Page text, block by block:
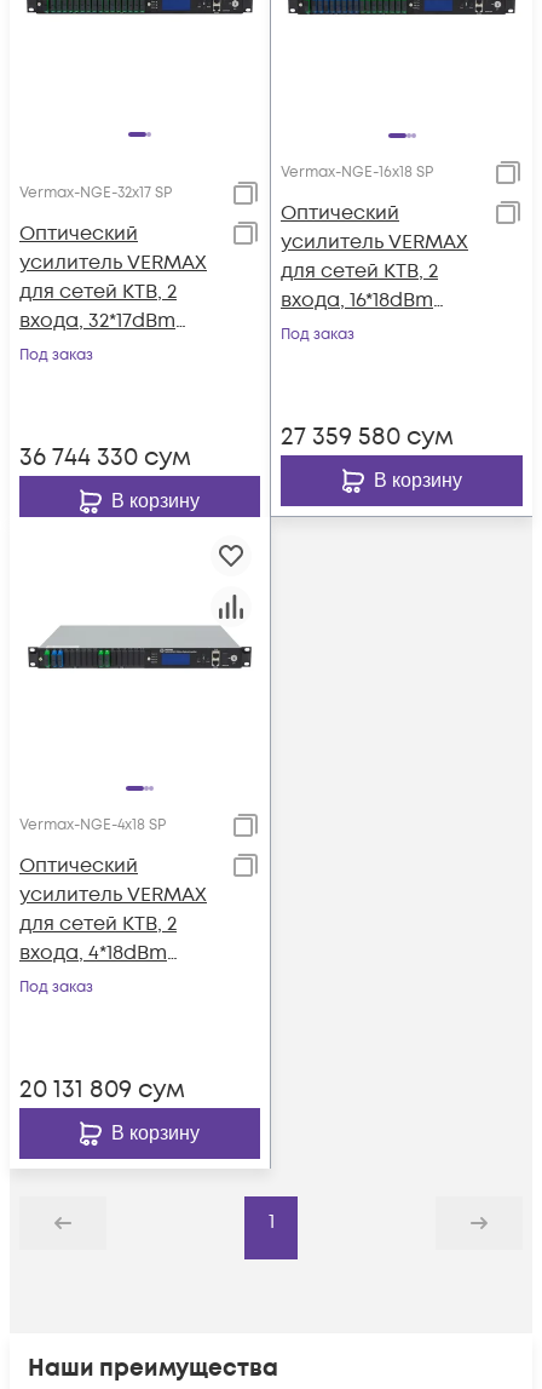
Vermax-NGE-32x17 SP
Оптический
усилитель VERMAX
для сетей КТВ, 2
входа, 32*17dBm
выход, CWDM
Под заказ
36 744 330 сум
В корзину
Vermax-NGE-16x18 SP
Оптический
усилитель VERMAX
для сетей КТВ, 2
входа, 16*18dBm
выход, CWDM
Под заказ
27 359 580 сум
В корзину
Vermax-NGE-4x18 SP
Оптический
усилитель VERMAX
для сетей КТВ, 2
входа, 4*18dBm
выход, CWDM
Под заказ
20 131 809 сум
В корзину
Назад
1
Дальше
Наши преимущества